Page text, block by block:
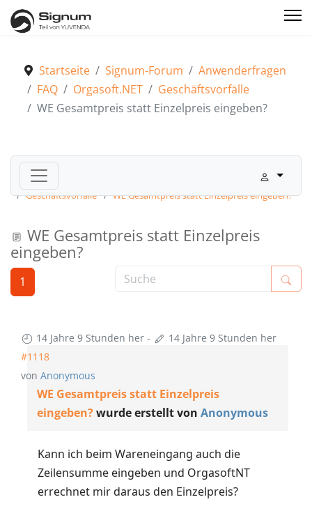
Startseite Signum-Forum
Anwenderfragen
FAQ
Orgasoft.NET
Geschäftsvorfälle
WE Gesamtpreis statt Einzelpreis eingeben?
Signum-Forum
Orgasoft.NET
Geschäftsvorfälle
WE Gesamtpreis statt Einzelpreis eingeben?
WE Gesamtpreis statt Einzelpreis
eingeben?
1
14 Jahre 9 Stunden her -
14 Jahre 9 Stunden her
#1118
von Anonymous
WE Gesamtpreis statt Einzelpreis
eingeben?wurde erstellt von Anonymous
Kann ich beim Wareneingang auch die
Zeilensumme eingeben und OrgasoftNT
errechnet mir daraus den Einzelpreis?